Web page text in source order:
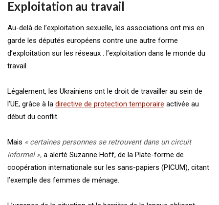
Exploitation au travail
Au-delà de l’exploitation sexuelle, les associations ont mis en
garde les députés européens contre une autre forme
d’exploitation sur les réseaux : l’exploitation dans le monde du
travail.
Légalement, les Ukrainiens ont le droit de travailler au sein de
l’UE, grâce à la directive de protection temporaire activée au
début du conflit.
Mais « certaines personnes se retrouvent dans un circuit
informel », a alerté Suzanne Hoff, de la Plate-forme de
coopération internationale sur les sans-papiers (PICUM), citant
l’exemple des femmes de ménage.